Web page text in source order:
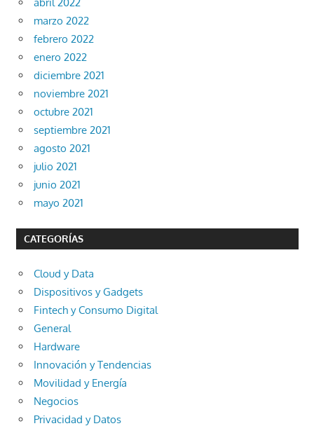
marzo 2022
febrero 2022
enero 2022
diciembre 2021
noviembre 2021
octubre 2021
septiembre 2021
agosto 2021
julio 2021
junio 2021
mayo 2021
CATEGORÍAS
Cloud y Data
Dispositivos y Gadgets
Fintech y Consumo Digital
General
Hardware
Innovación y Tendencias
Movilidad y Energía
Negocios
Privacidad y Datos